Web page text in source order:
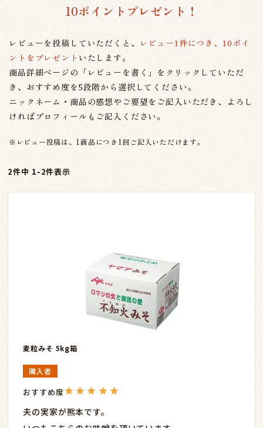
10ポイントプレゼント！
レビューを投稿していただくと、 レビュー1件につき、10ポイ
ントをプレゼント いたします。
商品詳細ページの「レビューを書く」をクリックしていただ
き、おすすめ度を5段階から選択してください。
ニックネーム・商品の感想やご要望をご記入いただき、よろし
ければプロフィールもご記入ください。
※レビュー投稿は、1商品につき1回ご記入いただけます。
2件中 1-2件表示
麦粒みそ 5kg箱
購入者
夫の実家が熊本です。